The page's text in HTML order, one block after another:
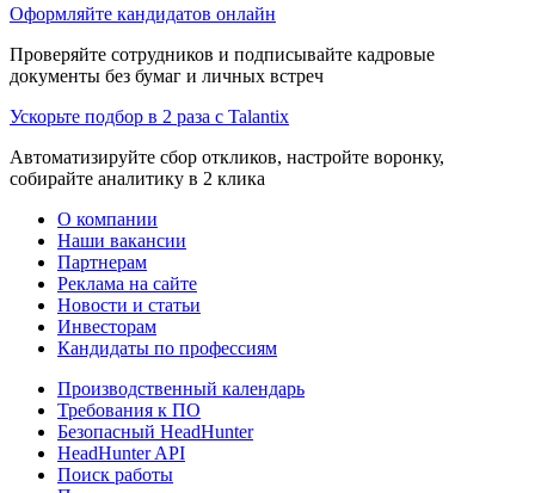
Оформляйте кандидатов онлайн
Проверяйте сотрудников и подписывайте кадровые
документы без бумаг и личных встреч
Ускорьте подбор в 2 раза с Talantix
Автоматизируйте сбор откликов, настройте воронку,
собирайте аналитику в 2 клика
О компании
Наши вакансии
Партнерам
Реклама на сайте
Новости и статьи
Инвесторам
Кандидаты по профессиям
Производственный календарь
Требования к ПО
Безопасный HeadHunter
HeadHunter API
Поиск работы